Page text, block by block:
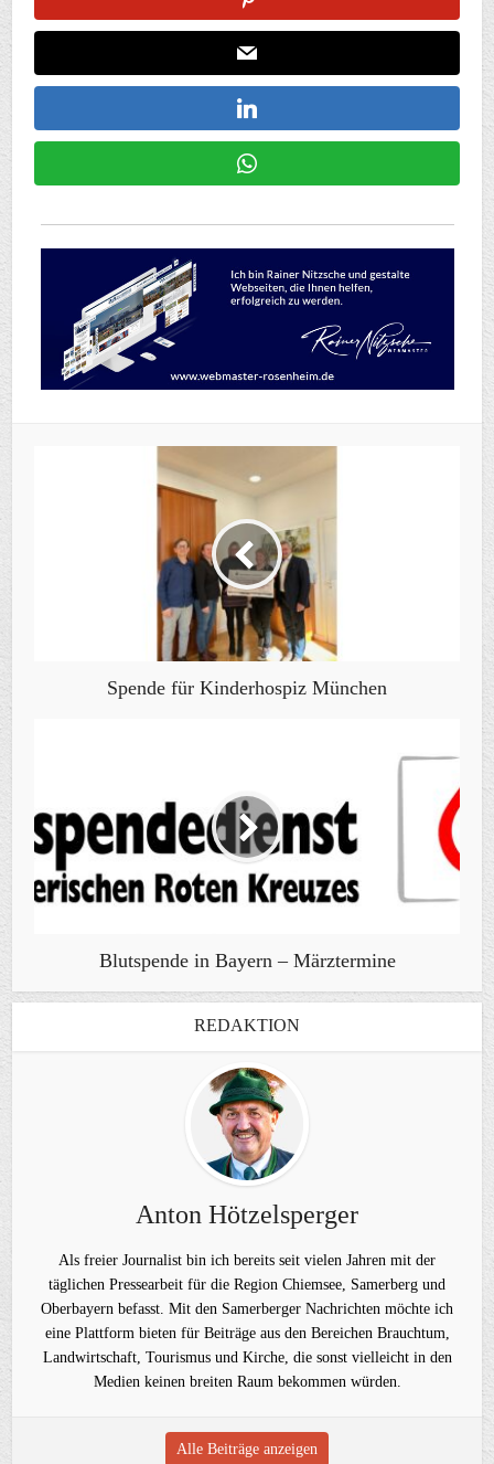
Spende für Kinderhospiz München
Blutspende in Bayern – Märztermine
REDAKTION
Anton Hötzelsperger
Als freier Journalist bin ich bereits seit vielen Jahren mit der
täglichen Pressearbeit für die Region Chiemsee, Samerberg und
Oberbayern befasst. Mit den Samerberger Nachrichten möchte ich
eine Plattform bieten für Beiträge aus den Bereichen Brauchtum,
Landwirtschaft, Tourismus und Kirche, die sonst vielleicht in den
Medien keinen breiten Raum bekommen würden.
Alle Beiträge anzeigen